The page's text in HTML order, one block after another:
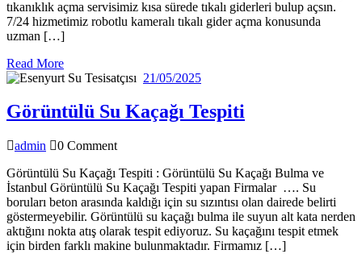
tıkanıklık açma servisimiz kısa sürede tıkalı giderleri bulup açsın.
7/24 hizmetimiz robotlu kameralı tıkalı gider açma konusunda
uzman […]
Read MoreRead
More
21/05/202521/05/2025
Görüntülü Su Kaçağı Tespiti
Tespiti
admin admin
0 Comment
Görüntülü Su Kaçağı Tespiti : Görüntülü Su Kaçağı Bulma ve
İstanbul Görüntülü Su Kaçağı Tespiti yapan Firmalar …. Su
boruları beton arasında kaldığı için su sızıntısı olan dairede belirti
göstermeyebilir. Görüntülü su kaçağı bulma ile suyun alt kata nerden
aktığını nokta atış olarak tespit ediyoruz. Su kaçağını tespit etmek
için birden farklı makine bulunmaktadır. Firmamız […]